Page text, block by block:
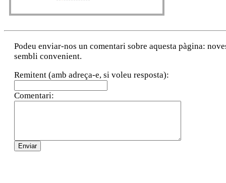
Podeu enviar-nos un comentari sobre aquesta pàgina:
sembli convenient.
Remitent (amb adreça-e, si voleu resposta):
Comentari: